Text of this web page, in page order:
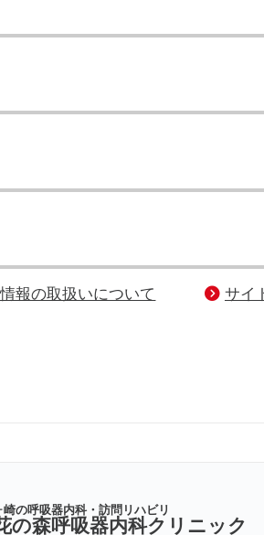
報の取扱いについて サイ
の呼吸器内科・訪問リハビリ
の森呼吸器内科クリニック